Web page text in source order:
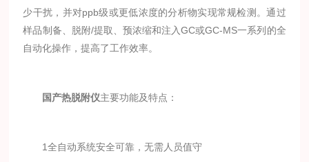
少干扰，并对ppb级或更低浓度的分析物实现常规检测。通过
样品制备、脱附/提取、预浓缩和注入GC或GC-MS一系列的全
自动化操作，提高了工作效率。
国产热脱附仪主要功能及特点：
1全自动系统安全可靠，无需人员值守